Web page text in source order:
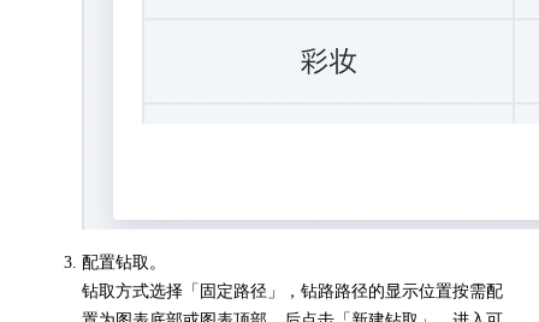
配置钻取。
钻取方式选择「固定路径」，钻路路径的显示位置按需配